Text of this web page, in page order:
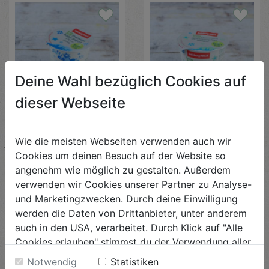
Besser Bio
€ 0,81
€ 0,81 / STK
AUF DIEEINKAUFSLISTE
Besser Bio
€ 2,09 / STK
AUF DIEEINKAUFSLISTE
Deine Wahl bezüglich Cookies auf
dieser Webseite
Wie die meisten Webseiten verwenden auch wir
Cookies um deinen Besuch auf der Website so
angenehm wie möglich zu gestalten. Außerdem
verwenden wir Cookies unserer Partner zu Analyse-
und Marketingzwecken. Durch deine Einwilligung
werden die Daten von Drittanbieter, unter anderem
auch in den USA, verarbeitet. Durch Klick auf "Alle
Cookies erlauben" stimmst du der Verwendung aller
Cookies zu. Unter "Details anzeigen" findest du alle
Notwendig
Statistiken